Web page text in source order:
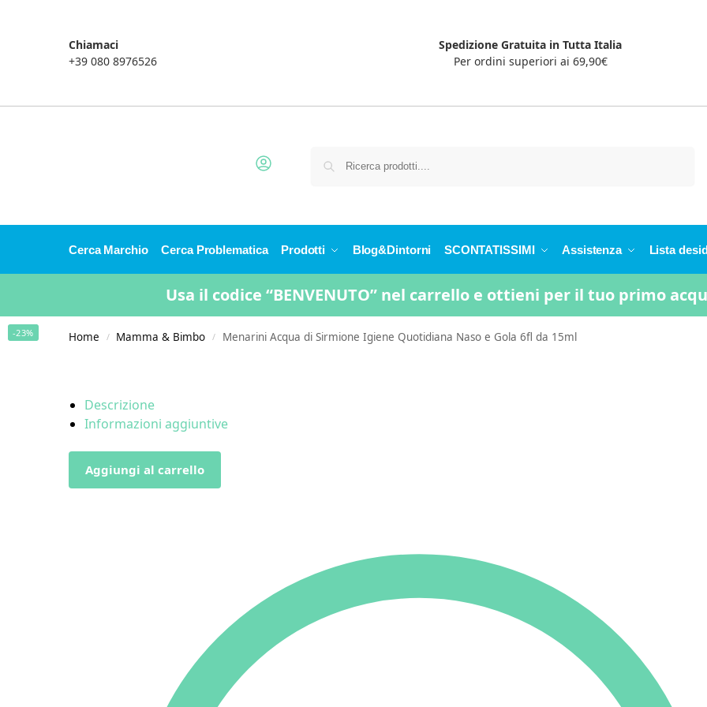
Chiamaci
+39 080 8976526
Spedizione Gratuita in Tutta Italia
Per ordini superiori ai 69,90€
Cerca Marchio Cerca Problematica Prodotti Blog&Dintorni SCONTATISSIMI Assistenza Lista
Usa il codice “BENVENUTO” nel carrello e ottieni per il tuo primo
Home / Mamma & Bimbo / Menarini Acqua di Sirmione Igiene Quotidiana Naso e Gola 6fl da 15ml
Descrizione
Informazioni aggiuntive
Aggiungi al carrello
-23%